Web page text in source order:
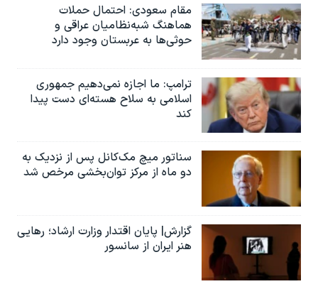
مقام سعودی: احتمال حملات
هماهنگ شبه‌نظامیان عراقی و
حوثی‌ها به عربستان وجود دارد
ترامپ: ما اجازه نمی‌دهیم جمهوری
اسلامی به سلاح هسته‌ای دست پیدا
کند
سناتور میچ مک‌کانل پس از نزدیک به
دو ماه از مرکز توان‌بخشی مرخص شد
گزارش| پایان اقتدار وزارت ارشاد؛ رهایی
هنر ایران از سانسور